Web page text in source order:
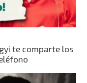
te comparte los